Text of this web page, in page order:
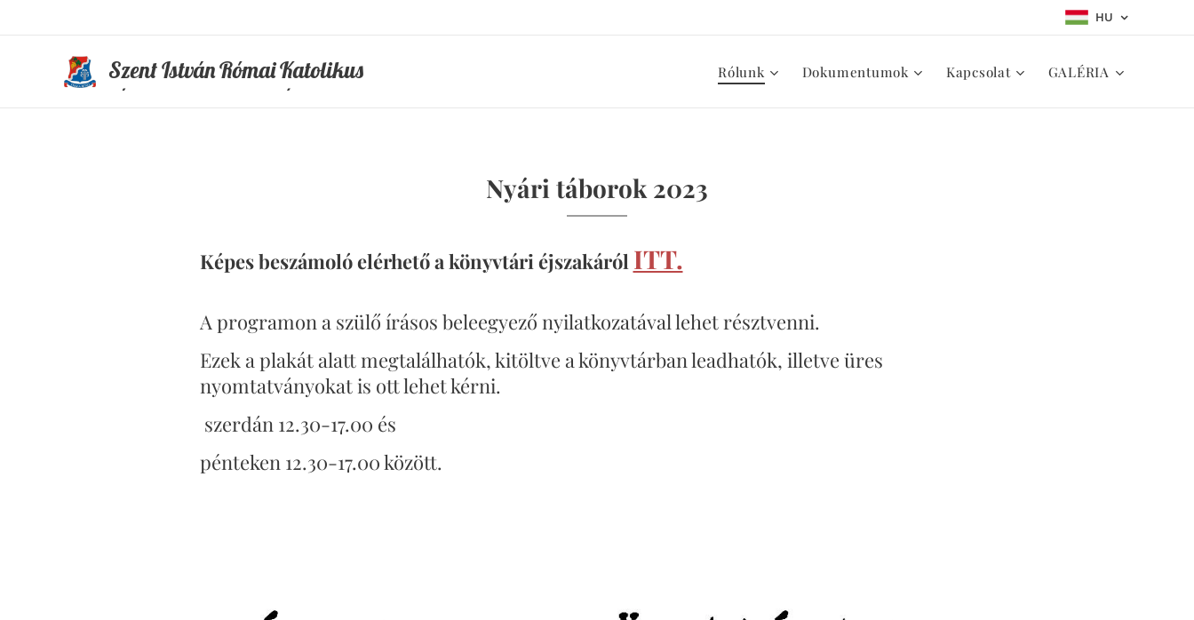
HU
Szent István Római Katolikus
Rólunk Dokumentumok Kapcsolat GALÉRIA
Nyári táborok 2023
Képes beszámoló elérhető a könyvtári éjszakáról ITT.
A programon a szülő írásos beleegyező nyilatkozatával lehet résztvenni.
Ezek a plakát alatt megtalálhatók, kitöltve a könyvtárban leadhatók, illetve üres
nyomtatványokat is ott lehet kérni.
szerdán 12.30-17.00 és
pénteken 12.30-17.00 között.